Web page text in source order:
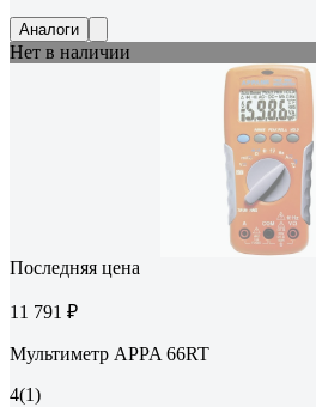
Аналоги
Нет в наличии
Последняя цена
11 791 ₽
Мультиметр APPA 66RT
4(1)